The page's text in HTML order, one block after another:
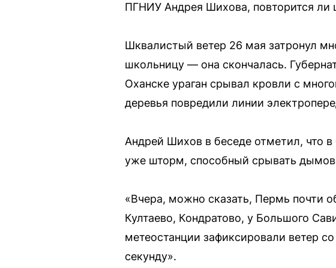
ПГНИУ Андрея Шихова, повторится ли
Шквалистый ветер 26 мая затронул
школьницу — она скончалась.
Оханске ураган срывал кровли с
деревья повредили линии
Андрей Шихов в беседе отметил, что
уже шторм, способный срывать
«Вчера, можно сказать, Пермь почти
Култаево, Кондратово, у Большого
метеостанции зафиксировали ветер
секунду».